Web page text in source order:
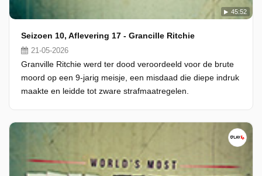
45:52
Seizoen 10, Aflevering 17 - Grancille Ritchie
21-05-2026
Granville Ritchie werd ter dood veroordeeld voor de brute
moord op een 9-jarig meisje, een misdaad die diepe indruk
maakte en leidde tot zware strafmaatregelen.